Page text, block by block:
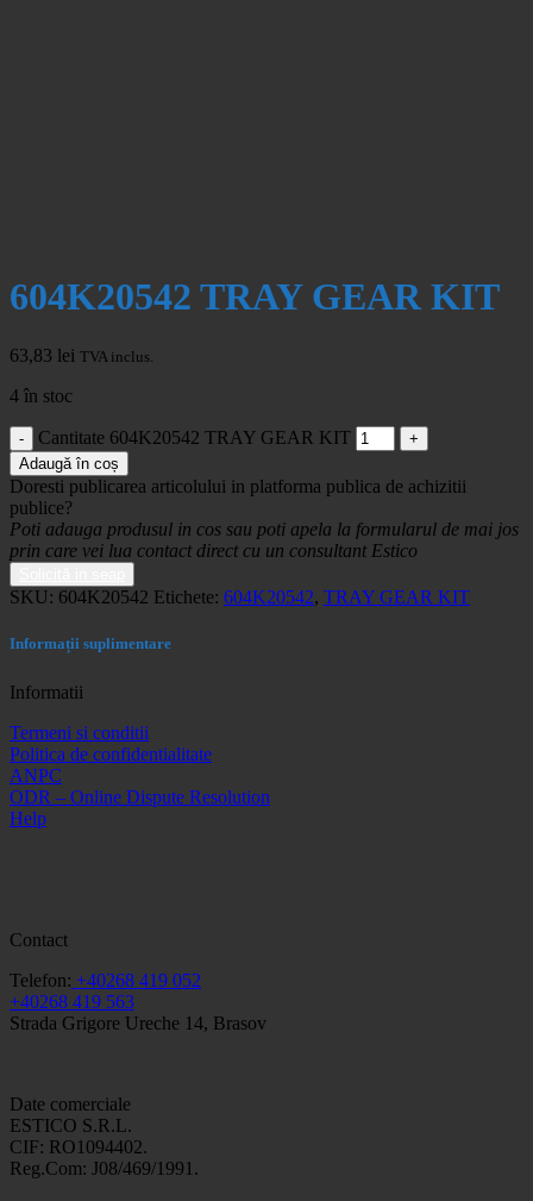
604K20542 TRAY GEAR KIT
63,83 lei TVA inclus.
4 în stoc
Cantitate 604K20542 TRAY GEAR KIT
Adaugă în coș
Doresti publicarea articolului in platforma publica de achizitii
publice?
Poti adauga produsul in cos sau poti apela la formularul de mai jos
prin care vei lua contact direct cu un consultant Estico
SKU: 604K20542 Etichete: 604K20542, TRAY GEAR KIT
Informații suplimentare
Informatii
Termeni si conditii
Politica de confidentialitate
ANPC
ODR – Online Dispute Resolution
Help
Contact
Telefon: +40268 419 052
+40268 419 563
Strada Grigore Ureche 14, Brasov
Date comerciale
ESTICO S.R.L.
CIF: RO1094402.
Reg.Com: J08/469/1991.